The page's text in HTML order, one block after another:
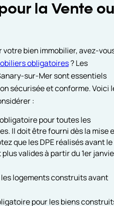
la Vente ou
votre bien immobilier, avez-
obligatoires? Les
sur-Mer sont essentiels
sécurisée et conforme. Voici
:
pour toutes les
Il doit être fourni dès la mise
que les DPE réalisés avant le
valides à partir du 1er
les logements construits avant
pour les biens